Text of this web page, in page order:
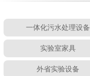
一体化污水处理设备
实验室家具
外省实验设备